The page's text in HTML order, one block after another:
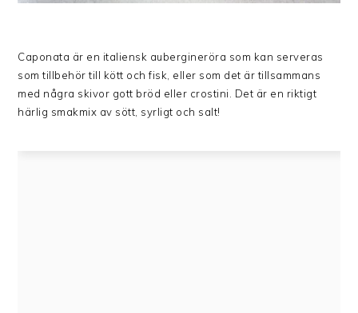
Caponata är en italiensk aubergineröra som kan serveras
som tillbehör till kött och fisk, eller som det är tillsammans
med några skivor gott bröd eller crostini. Det är en riktigt
härlig smakmix av sött, syrligt och salt!